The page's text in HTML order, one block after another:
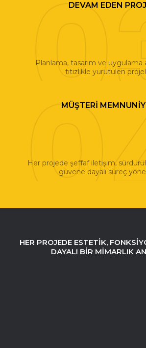
DEVAM EDEN
Planlama, tasarım ve uygulama
titizlikle yürütülen
MÜŞTERI
Her projede şeffaf iletişim,
güvene dayalı süreç
HER PROJEDE ESTETIK,
DAYALI BIR MIMARLIK